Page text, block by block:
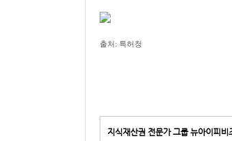
출처 : 특허청
지식재산권 전문가 그룹뉴아이피비